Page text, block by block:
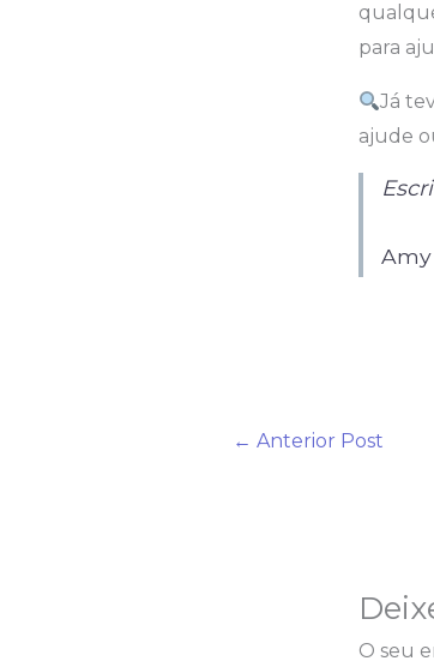
para
Já
ajude
← Anterior Post
O seu